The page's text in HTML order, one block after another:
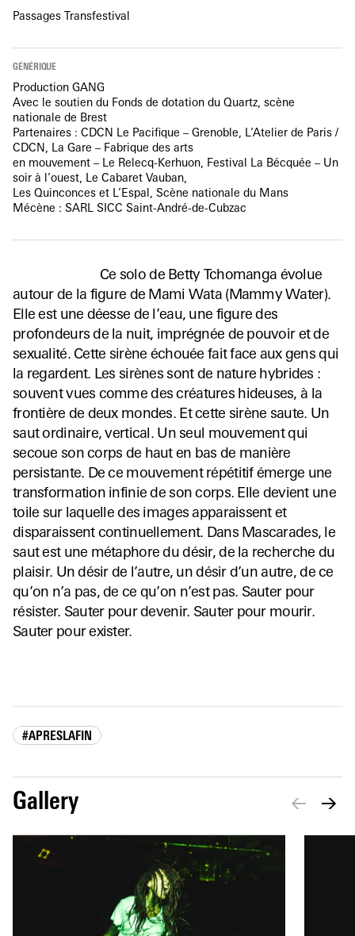
Passages Transfestival
GÉNÉRIQUE
Production GANG
Avec le soutien du Fonds de dotation du Quartz, scène
nationale de Brest
Partenaires : CDCN Le Pacifique – Grenoble, L’Atelier de Paris /
CDCN, La Gare – Fabrique des arts
en mouvement – Le Relecq-Kerhuon, Festival La Bécquée – Un
soir à l’ouest, Le Cabaret Vauban,
Les Quinconces et L’Espal, Scène nationale du Mans
Mécène : SARL SICC Saint-André-de-Cubzac
Ce solo de Betty Tchomanga évolue
autour de la figure de Mami Wata (Mammy Water).
Elle est une déesse de l’eau, une figure des
profondeurs de la nuit, imprégnée de pouvoir et de
sexualité. Cette sirène échouée fait face aux gens qui
la regardent. Les sirènes sont de nature hybrides :
souvent vues comme des créatures hideuses, à la
frontière de deux mondes. Et cette sirène saute. Un
saut ordinaire, vertical. Un seul mouvement qui
secoue son corps de haut en bas de manière
persistante. De ce mouvement répétitif émerge une
transformation infinie de son corps. Elle devient une
toile sur laquelle des images apparaissent et
disparaissent continuellement. Dans Mascarades, le
saut est une métaphore du désir, de la recherche du
plaisir. Un désir de l’autre, un désir d’un autre, de ce
qu’on n’a pas, de ce qu’on n’est pas. Sauter pour
résister. Sauter pour devenir. Sauter pour mourir.
Sauter pour exister.
#APRESLAFIN
Gallery